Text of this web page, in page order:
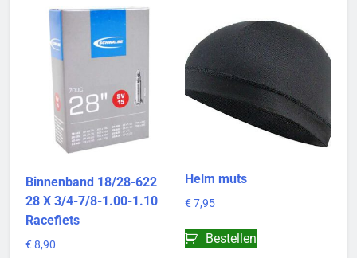
Binnenband 18/28-622
28 X 3/4-7/8-1.00-1.10
Racefiets
€ 8,90
Helm muts
€ 7,95
Bestellen